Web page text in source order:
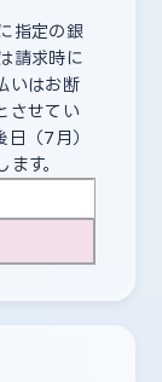
指定の銀
請求時に
いはお断
させてい
日（7月）
す。